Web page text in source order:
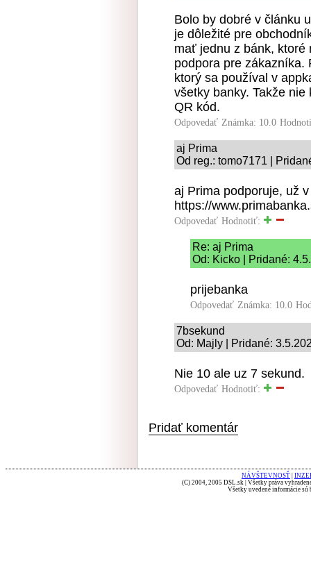
Bolo by dobré v článku
je dôležité pre
mať jednu z bánk, ktoré
podpora pre zákazníka.
ktorý sa používal v
všetky banky. Takže
QR kód.
Odpovedať Známka: 10.0
aj Prima
Od reg.: tomo7171 |
aj Prima podporuje, už
https://
Odpovedať Hodnotiť:
Re: aj Prima
Od: Kicko | Pridané:
prijebanka
Odpovedať Známka: 10.0
7bsekund
Od: Majly | Pridané:
Nie 10 ale uz 7 sekund.
Odpovedať Hodnotiť:
Pridať komentár
NÁVŠTEVNOSŤ
(C) 2004, 2005 DSL.sk | Všetky práva
Všetky uvedené informácie sú